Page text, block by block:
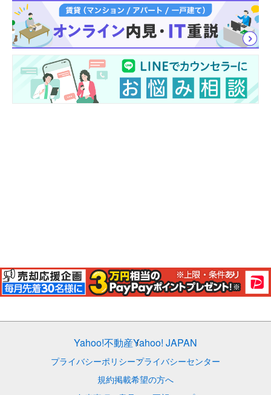
Yahoo!不動産Yahoo! JAPAN
プライバシーポリシープライバシーセンター
規約掲載希望の方へ